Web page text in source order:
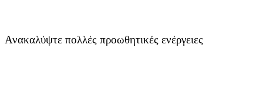
Ανακαλύψτε πολλές προωθητικές ενέργειες